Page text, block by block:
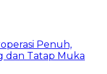
Penuh,
dan Tatap Muka